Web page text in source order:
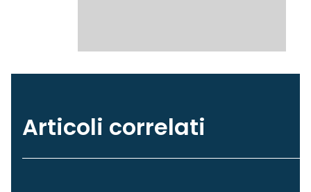
Articoli correlati